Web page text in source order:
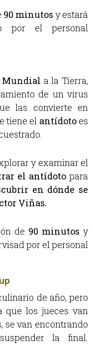
90 minutos y estará
por el personal
Mundial a la Tierra,
de un virus
las convierte en
tiene el antídotoes
y examinar el
el antídotopara
en dónde se
Viñas.
de 90 minutos y
por el personal
de año, pero
que los jueces van
se van encontrando
la final.